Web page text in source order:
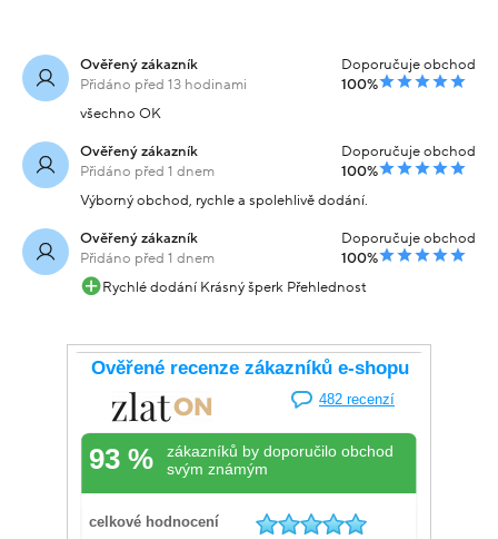
Ověřený zákazník
Přidáno před 13 hodinami
Doporučuje obchod
100%
všechno OK
Ověřený zákazník
Přidáno před 1 dnem
Doporučuje obchod
100%
Výborný obchod, rychle a spolehlivě dodání.
Ověřený zákazník
Přidáno před 1 dnem
Doporučuje obchod
100%
Rychlé dodání Krásný šperk Přehlednost